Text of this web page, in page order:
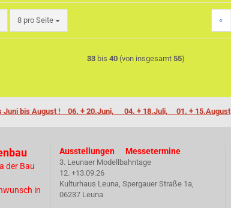
8 pro Seite
pro Seite «
33 bis 40 (von insgesamt 55)
Juni bis August ! 06. + 20.Juni, 04. + 18.Juli, 01. + 15.August
der Bau
in
Ausstellungen Messetermine
3. Leunaer Modellbahntage
12. +13.09.26
Kulturhaus Leuna, Spergauer Straße 1a,
06237 Leuna